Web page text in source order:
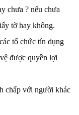
chưa ? nếu chưa
tờ hay không.
tổ chức tín dụng
được quyền lợi
chấp với người khác